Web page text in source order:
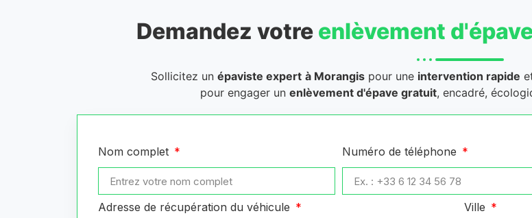
Demandez votre enlèvement
Sollicitez un épaviste expert à Morangis pour une intervention rapide
pour engager un enlèvement d'épave gratuit, encadré,
Nom complet Numéro de téléphone
Adresse de récupération du véhicule Ville